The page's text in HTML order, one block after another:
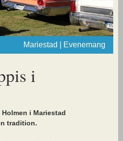
Mariestad | Evenemang
i
i Mariestad
tradition.